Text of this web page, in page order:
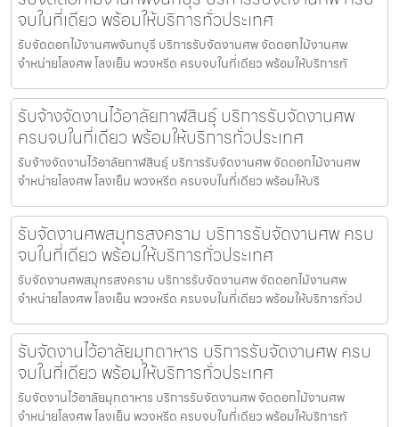
จบในที่เดียว พร้อมให้บริการทั่วประเทศ
รับจัดดอกไม้งานศพจันทบุรี บริการรับจัดงานศพ จัดดอกไม้งานศพ
จำหน่ายโลงศพ โลงเย็น พวงหรีด ครบจบในที่เดียว พร้อมให้บริการทั
รับจ้างจัดงานไว้อาลัยกาฬสินธุ์ บริการรับจัดงานศพ
ครบจบในที่เดียว พร้อมให้บริการทั่วประเทศ
รับจ้างจัดงานไว้อาลัยกาฬสินธุ์ บริการรับจัดงานศพ จัดดอกไม้งานศพ
จำหน่ายโลงศพ โลงเย็น พวงหรีด ครบจบในที่เดียว พร้อมให้บริ
รับจัดงานศพสมุทรสงคราม บริการรับจัดงานศพ ครบ
จบในที่เดียว พร้อมให้บริการทั่วประเทศ
รับจัดงานศพสมุทรสงคราม บริการรับจัดงานศพ จัดดอกไม้งานศพ
จำหน่ายโลงศพ โลงเย็น พวงหรีด ครบจบในที่เดียว พร้อมให้บริการทั่วป
รับจัดงานไว้อาลัยมุกดาหาร บริการรับจัดงานศพ ครบ
จบในที่เดียว พร้อมให้บริการทั่วประเทศ
รับจัดงานไว้อาลัยมุกดาหาร บริการรับจัดงานศพ จัดดอกไม้งานศพ
จำหน่ายโลงศพ โลงเย็น พวงหรีด ครบจบในที่เดียว พร้อมให้บริการทั